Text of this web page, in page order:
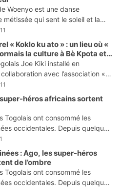
Woenyo est une danse
métissée qui sent le soleil et la
mijotée pendant deux semaines
togolais Kikan Ayigah résident
ku ato » : un lieu où «
la culture à Bè Kpota et
Joe Kiki installé en
avec l’association «
» vient de doter le quartier de
d’un centre culturel
super-héros africains sortent
Togolais ont consommé les
occidentales. Depuis quelques
africains s’organisent pour
noirs qui répondent aux attentes
Lomé,
: Ago, les super-héros
de l’ombre
Togolais ont consommé les
occidentales. Depuis quelques